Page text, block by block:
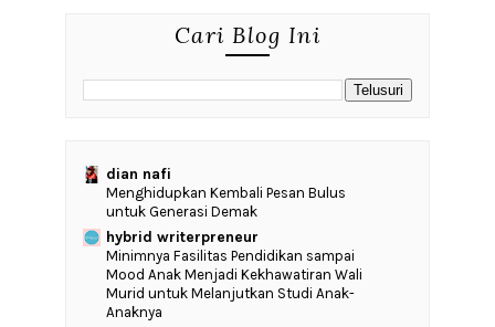
Cari Blog Ini
dian nafi
Menghidupkan Kembali Pesan Bulus
untuk Generasi Demak
hybrid writerpreneur
‎Minimnya Fasilitas Pendidikan sampai
Mood Anak Menjadi Kekhawatiran Wali
Murid untuk Melanjutkan Studi Anak-
Anaknya